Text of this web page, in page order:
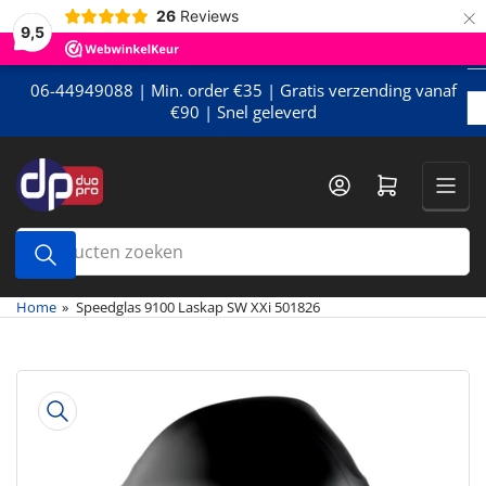
9,5
26 Reviews ×
Meteen
naar
de
content06-44949088 | Min. order €35 | Gratis verzending vanaf
€90 | Snel geleverd
Producten
zoeken
Mini-winkelwagen openen
Home » Speedglas 9100 Laskap SW XXi 501826
naar
productinformatie